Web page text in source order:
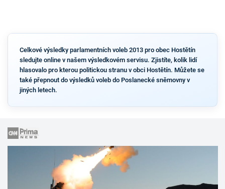
Celkové výsledky parlamentních voleb 2013 pro obec Hostětín
sledujte online v našem výsledkovém servisu. Zjistíte, kolik lidí
hlasovalo pro kterou politickou stranu v obci Hostětín. Můžete se
také přepnout do výsledků voleb do Poslanecké sněmovny v
jiných letech.